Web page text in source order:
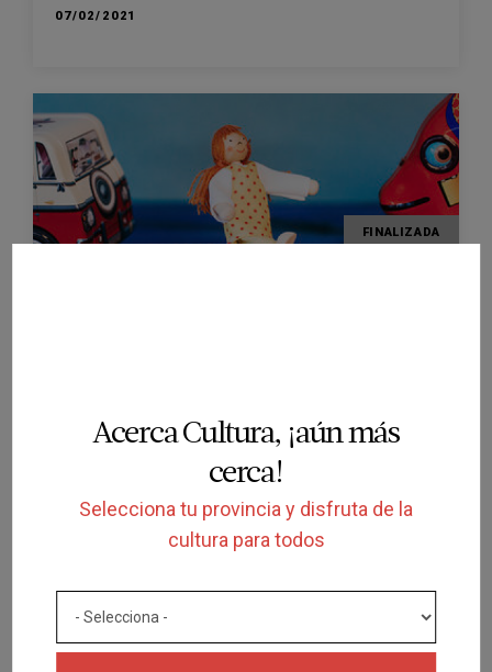
Acerca Cultura, ¡aún más
cerca!
Selecciona tu provincia y disfruta de la
cultura para todos
07/02/2021
FINALIZADA
FINALIZADA